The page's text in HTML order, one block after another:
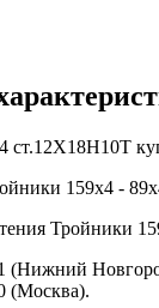
ст.12Х18Н10Т
159х4 -
Тройники
(Нижний
(Москва).